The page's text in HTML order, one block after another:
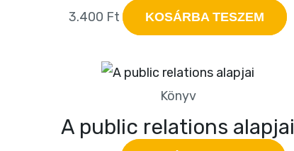
3.400 Ft KOSÁRBA TESZEM
Könyv
A public relations alapjai